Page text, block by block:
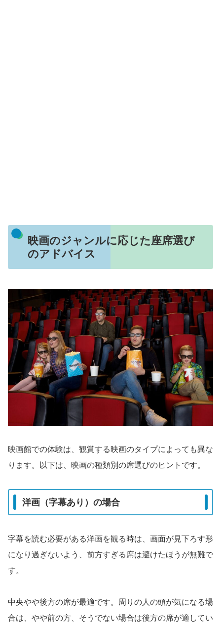
映画のジャンルに応じた座席選び
のアドバイス
映画館での体験は、観賞する映画のタイプによっても異な
ります。以下は、映画の種類別の席選びのヒントです。
洋画（字幕あり）の場合
字幕を読む必要がある洋画を観る時は、画面が見下ろす形
になり過ぎないよう、前方すぎる席は避けたほうが無難で
す。
中央やや後方の席が最適です。周りの人の頭が気になる場
合は、やや前の方、そうでない場合は後方の席が適してい